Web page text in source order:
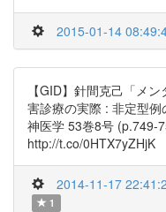
2015-01-14
【GID】針間克己「メ
害診療の実際 : 非定型
神医学 53巻8号 (p.749-
http://t.co/0HTX7yZHjK
2014-11-17
1